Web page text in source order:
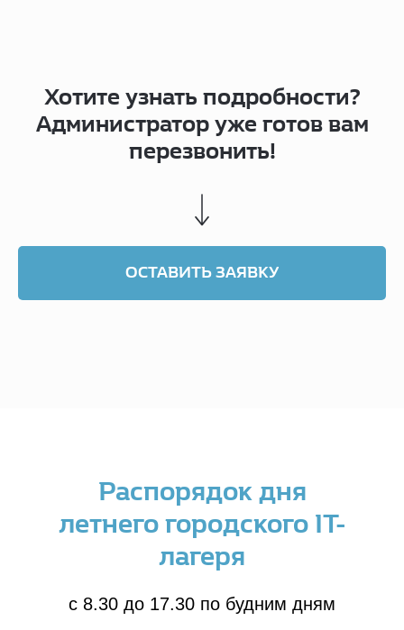
Хотите узнать подробности?
Администратор уже готов вам
перезвонить!
ОСТАВИТЬ ЗАЯВКУ
Распорядок дня
летнего городского IT-
лагеря
с 8.30 до 17.30 по будним дням